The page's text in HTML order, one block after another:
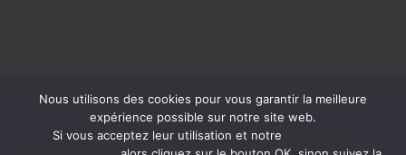
Nous utilisons des cookies pour vous garantir la meilleure
expérience possible sur notre site web.
Si vous acceptez leur utilisation et notre